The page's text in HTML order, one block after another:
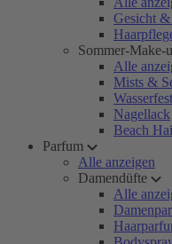
Gesicht
Sommer-Make-
Alle
Mists &
Nagellack
Beach
Parfum
Alle anzeigen
Damendüfte
Alle